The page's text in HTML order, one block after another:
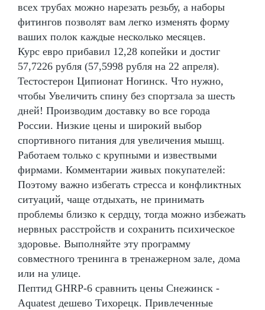
всех трубах можно нарезать резьбу, а наборы
фитингов позволят вам легко изменять форму
ваших полок каждые несколько месяцев.
Курс евро прибавил 12,28 копейки и достиг
57,7226 рубля (57,5998 рубля на 22 апреля).
Тестостерон Ципионат Ногинск. Что нужно,
чтобы Увеличить спину без спортзала за шесть
дней! Производим доставку во все города
России. Низкие цены и широкий выбор
спортивного питания для увеличения мышц.
Работаем только с крупными и извествыми
фирмами. Комментарии живых покупателей:
Поэтому важно избегать стресса и конфликтных
ситуаций, чаще отдыхать, не принимать
проблемы близко к сердцу, тогда можно избежать
нервных расстройств и сохранить психическое
здоровье. Выполняйте эту программу
совместного тренинга в тренажерном зале, дома
или на улице.
Пептид GHRP-6 сравнить цены Снежинск -
Aquatest дешево Тихорецк. Привлеченные